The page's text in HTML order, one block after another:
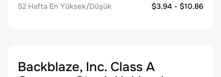
52 Hafta En Yüksek/Düşük
$3.94 - $10.86
Backblaze, Inc. Class A